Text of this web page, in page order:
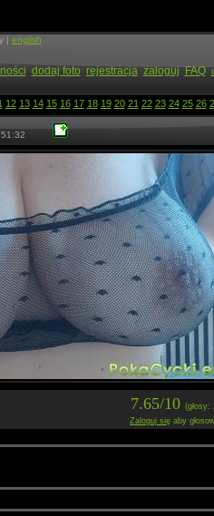
| english
dodaj foto rejestracja zaloguj FAQ
12 13 14 15 16 17 18 19 20 21 22 23 24 25 26
7.65/10 (głosy:
Zaloguj się aby